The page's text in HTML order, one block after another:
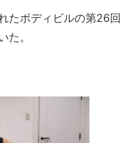
たボディビルの第26回
た。